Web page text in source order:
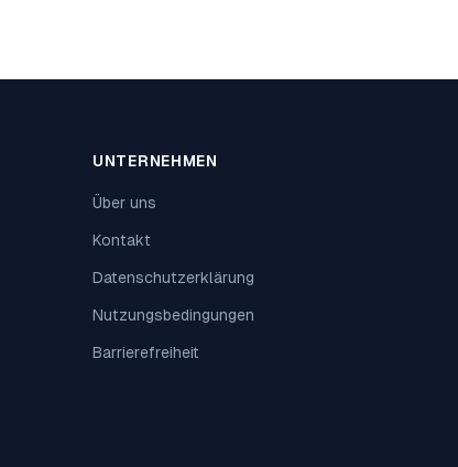
UNTERNEHMEN
Über uns
Kontakt
Datenschutzerklärung
Nutzungsbedingungen
Barrierefreiheit